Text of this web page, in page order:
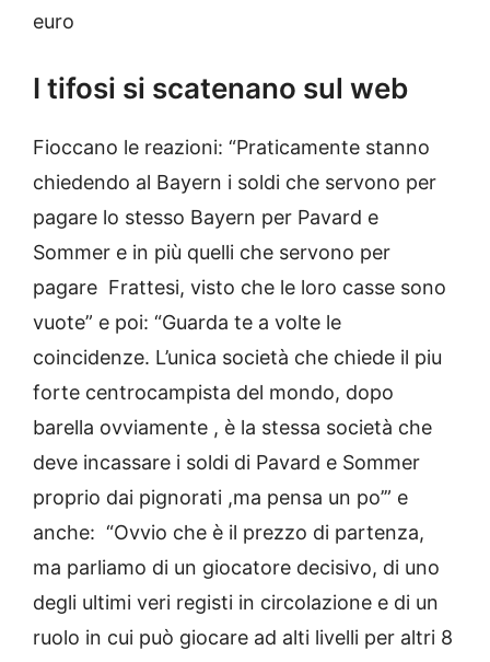
euro
I tifosi si scatenano sul web
Fioccano le reazioni: “Praticamente stanno
chiedendo al Bayern i soldi che servono per
pagare lo stesso Bayern per Pavard e
Sommer e in più quelli che servono per
pagare Frattesi, visto che le loro casse sono
vuote” e poi: “Guarda te a volte le
coincidenze. L’unica società che chiede il piu
forte centrocampista del mondo, dopo
barella ovviamente , è la stessa società che
deve incassare i soldi di Pavard e Sommer
proprio dai pignorati ,ma pensa un po’” e
anche: “Ovvio che è il prezzo di partenza,
ma parliamo di un giocatore decisivo, di uno
degli ultimi veri registi in circolazione e di un
ruolo in cui può giocare ad alti livelli per altri 8